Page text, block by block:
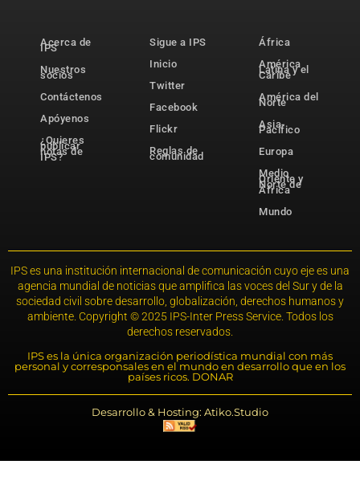
Acerca de
IPS
Nuestros
socios
Contáctenos
Apóyenos
¿Quieres
publicar
notas de
IPS?
Sigue a IPS
Inicio
Twitter
Facebook
Flickr
Reglas de
comunidad
África
América
Latina y el
Caribe
América del
Norte
Asia-
Pacífico
Europa
Medio
Oriente y
Norte de
África
Mundo
IPS es una institución internacional de comunicación cuyo eje es una
agencia mundial de noticias que amplifica las voces del Sur y de la
sociedad civil sobre desarrollo, globalización, derechos humanos y
ambiente. Copyright © 2025 IPS-Inter Press Service. Todos los
derechos reservados.
IPS es la única organización periodística mundial con más
personal y corresponsales en el mundo en desarrollo que en los
países ricos. DONAR
Desarrollo & Hosting: Atiko.Studio